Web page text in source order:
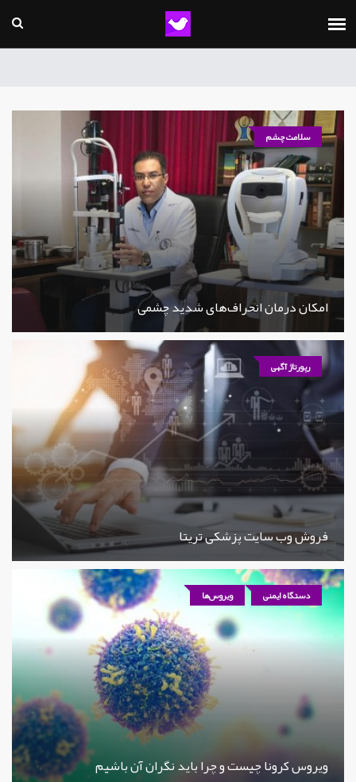
سلامت چشم
امکان درمان انحراف‌های شدید چشمی
رپورتاژ آگهی
فروش وب سایت پزشکی تریتا
دستگاه ایمنی ویروس‌ها
ویروس کرونا چیست و چرا باید نگران آن باشیم